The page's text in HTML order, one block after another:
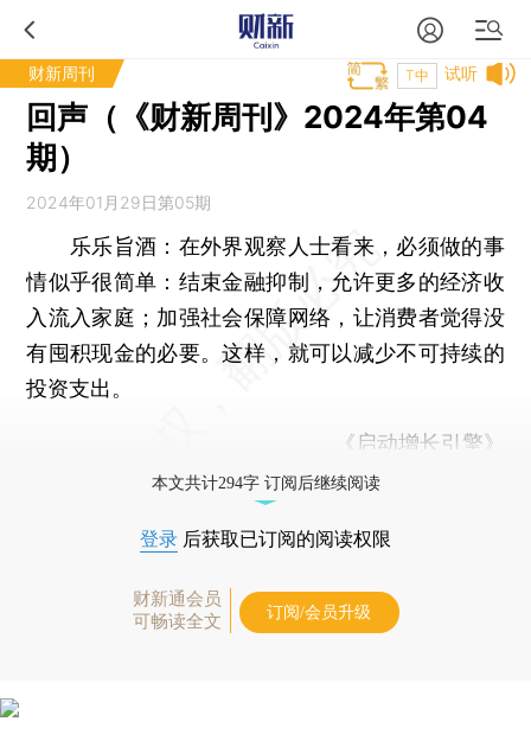
财新周刊 试听
T中
回声（《财新周刊》2024年第04
期）
2024年01月29日第05期
乐乐旨酒： 在外界观察人士看来，必须做的事
情似乎很简单：结束金融抑制，允许更多的经济收
入流入家庭；加强社会保障网络，让消费者觉得没
有囤积现金的必要。这样，就可以减少不可持续的
投资支出。
《 启动增长引擎》
本文共计294字 订阅后继续阅读
登录 后获取已订阅的阅读权限
财新通会员
可畅读全文
订阅/会员升级